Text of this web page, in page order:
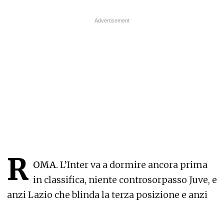
R OMA. L’Inter va a dormire ancora prima
in classifica, niente controsorpasso Juve, e
anzi Lazio che blinda la terza posizione e anzi